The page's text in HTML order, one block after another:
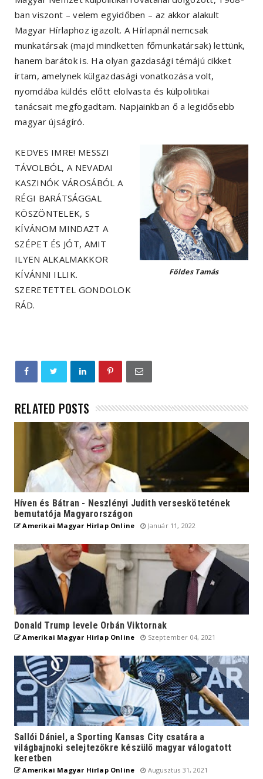
ban viszont – velem egyidőben – az akkor alakult
Magyar Hírlaphoz igazolt. A Hírlapnál nemcsak
munkatársak (majd mindketten főmunkatársak) lettünk,
hanem barátok is. Ha olyan gazdasági témájú cikket
írtam, amelynek külgazdasági vonatkozása volt,
nyomdába küldés előtt elolvasta és külpolitikai
tanácsait megfogadtam. Napjainkban ő a legidősebb
magyar újságíró.
Földes Tamás
KEDVES IMRE! MESSZI
TÁVOLBÓL, A NEVADAI
KASZINÓK VÁROSÁBÓL A
RÉGI BARÁTSÁGGAL
KÖSZÖNTELEK, S
KÍVÁNOM MINDAZT A
SZÉPET ÉS JÓT, AMIT
ILYEN ALKALMAKKOR
KÍVÁNNI ILLIK.
SZERETETTEL GONDOLOK
RÁD.
RELATED POSTS
Híven és Bátran - Neszlényi Judith verseskötetének
bemutatója Magyarországon
Amerikai Magyar Hirlap Online Január 11, 2022
Donald Trump levele Orbán Viktornak
Amerikai Magyar Hirlap Online Szeptember 04, 2021
Sallói Dániel, a Sporting Kansas City csatára a
világbajnoki selejtezőkre készülő magyar válogatott
keretben
Amerikai Magyar Hirlap Online Augusztus 31, 2021